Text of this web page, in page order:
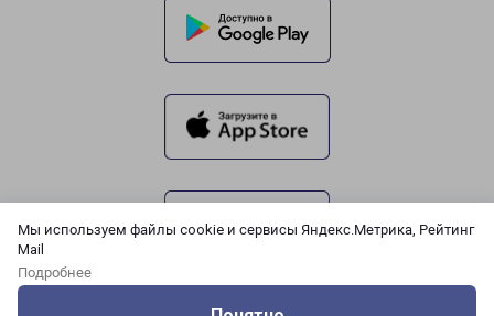
Мы используем файлы cookie и сервисы Яндекс.Метрика, Рейтинг
Mail
Подробнее